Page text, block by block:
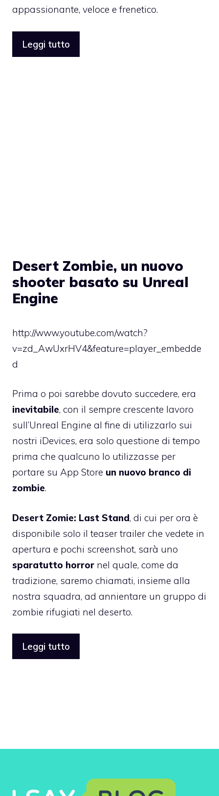
appassionante, veloce e frenetico.
Leggi tutto
Desert Zombie, un nuovo
shooter basato su Unreal
Engine
http://www.youtube.com/watch?
v=zd_AwUxrHV4&feature=player_embedde
d
Prima o poi sarebbe dovuto succedere, era
inevitabile, con il sempre crescente lavoro
sull’Unreal Engine al fine di utilizzarlo sui
nostri iDevices, era solo questione di tempo
prima che qualcuno lo utilizzasse per
portare su App Store un nuovo branco di
zombie.
Desert Zomie: Last Stand, di cui per ora è
disponibile solo il teaser trailer che vedete in
apertura e pochi screenshot, sarà uno
sparatutto horror nel quale, come da
tradizione, saremo chiamati, insieme alla
nostra squadra, ad annientare un gruppo di
zombie rifugiati nel deserto.
Leggi tutto